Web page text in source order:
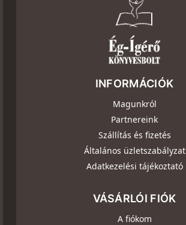
INFORMÁCIÓK
Magunkról
Partnereink
Szállítás és fizetés
Általános üzletszabályzat
Adatkezelési tájékoztató
VÁSÁRLÓI FIÓK
A fiókom